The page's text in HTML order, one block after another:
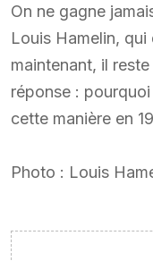
On ne gagne
Louis Hamelin,
maintenant, il
réponse :
cette manière en
Photo : Louis